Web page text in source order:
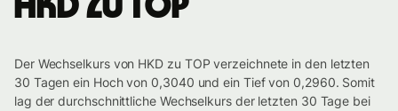
HKD zu TOP
Der Wechselkurs von HKD zu TOP verzeichnete in den letzten
30 Tagen ein Hoch von 0,3040 und ein Tief von 0,2960. Somit
lag der durchschnittliche Wechselkurs der letzten 30 Tage bei